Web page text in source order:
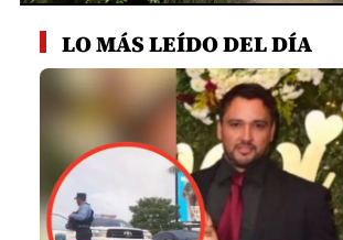
seconds
minute,
LO MÁS LEÍDO DEL DÍA